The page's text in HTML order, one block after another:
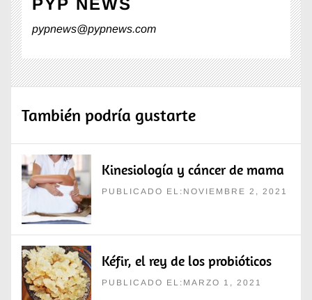
PYP NEWS
pypnews@pypnews.com
También podría gustarte
Kinesiología y cáncer de mama
PUBLICADO EL:NOVIEMBRE 2, 2021
Kéfir, el rey de los probióticos
PUBLICADO EL:MARZO 1, 2021